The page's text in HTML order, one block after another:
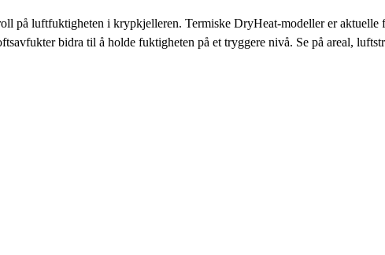
på luftfuktigheten i krypkjelleren. Termiske DryHeat-modeller er
bidra til å holde fuktigheten på et tryggere nivå. Se på areal,